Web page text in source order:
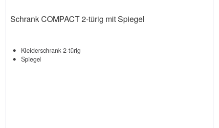
Schrank COMPACT 2-türig mit Spiegel
Kleiderschrank 2-türig
Spiegel